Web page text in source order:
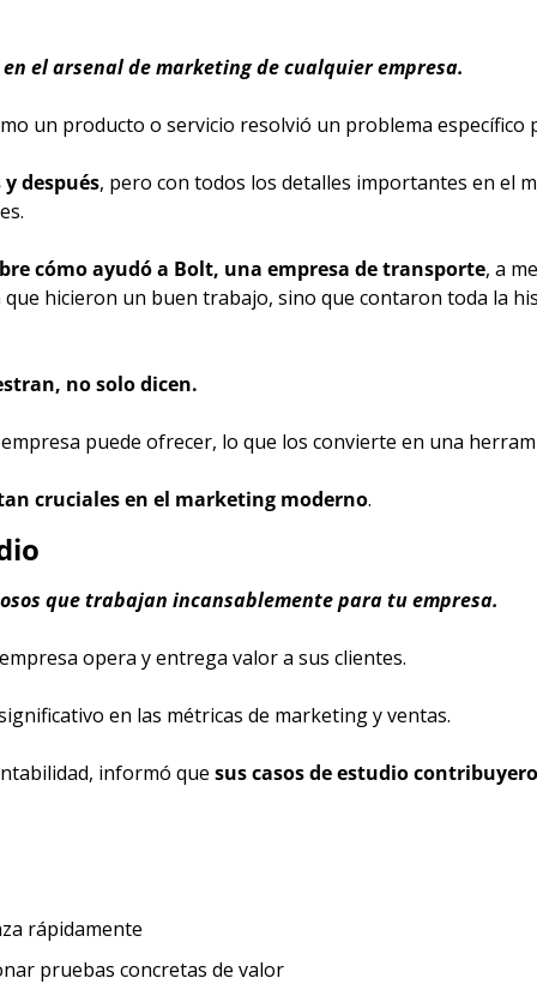
el arsenal de marketing de cualquier empresa.
un producto o servicio resolvió un problema específico
después, pero con todos los detalles importantes en el
cómo ayudó a Bolt, una empresa de transporte, a
hicieron un buen trabajo, sino que contaron toda la
no solo dicen.
puede ofrecer, lo que los convierte en una
cruciales en el marketing moderno.
que trabajan incansablemente para tu empresa.
opera y entrega valor a sus clientes.
en las métricas de marketing y ventas.
informó que sus casos de estudio
rápidamente
pruebas concretas de valor